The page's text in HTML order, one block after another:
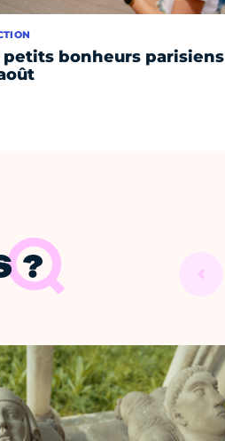
petits bonheurs parisiens
?